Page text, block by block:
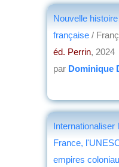
Nouvelle
française /
éd. Perrin, 2024
par Dominique
Internationaliser
France,
empires